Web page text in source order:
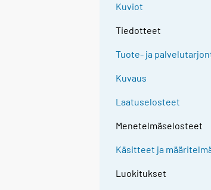
Kuviot
Tiedotteet
Tuote- ja
Kuvaus
Laatuselosteet
Menetelmäselosteet
Käsitteet ja
Luokitukset